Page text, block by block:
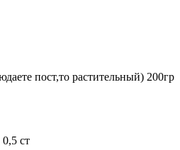
пост,то растительный) 200гр
ст